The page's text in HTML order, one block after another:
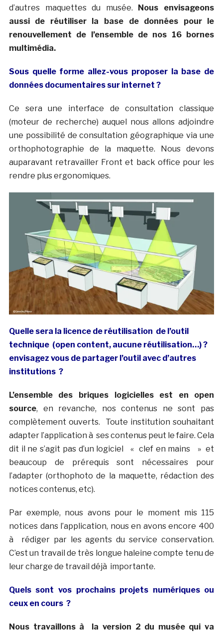
d’autres maquettes du musée. Nous envisageons
aussi de réutiliser la base de données pour le
renouvellement de l’ensemble de nos 16 bornes
multimédia.
Sous quelle forme allez-vous proposer la base de
données documentaires sur internet ?
Ce sera une interface de consultation classique
(moteur de recherche) auquel nous allons adjoindre
une possibilité de consultation géographique via une
orthophotographie de la maquette. Nous devons
auparavant retravailler Front et back office pour les
rendre plus ergonomiques.
Quelle sera la licence de réutilisation de l’outil
technique (open content, aucune réutilisation…) ?
envisagez vous de partager l’outil avec d’autres
institutions ?
L’ensemble des briques logicielles est en open
source, en revanche, nos contenus ne sont pas
complètement ouverts. Toute institution souhaitant
adapter l’application à ses contenus peut le faire. Cela
dit il ne s’agit pas d’un logiciel « clef en mains » et
beaucoup de prérequis sont nécessaires pour
l’adapter (orthophoto de la maquette, rédaction des
notices contenus, etc).
Par exemple, nous avons pour le moment mis 115
notices dans l’application, nous en avons encore 400
à rédiger par les agents du service conservation.
C’est un travail de très longue haleine compte tenu de
leur charge de travail déjà importante.
Quels sont vos prochains projets numériques ou
ceux en cours ?
Nous travaillons à la version 2 du musée qui va